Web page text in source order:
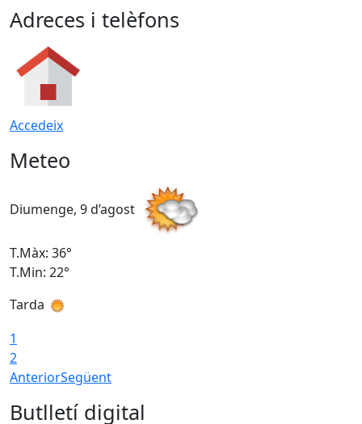
Adreces i telèfons
Accedeix
Meteo
Diumenge, 9 d’agost
T.Màx: 36°
T.Min: 22°
Tarda
1
2
AnteriorSegüent
Butlletí digital